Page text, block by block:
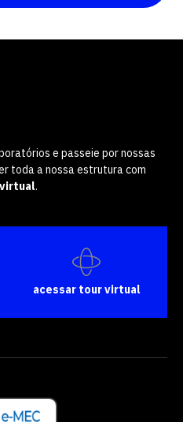
e passeie por nossas
toda a nossa estrutura com
.
acessar tour virtual